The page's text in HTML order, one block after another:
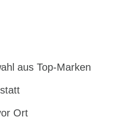
aus Top-Marken
Ort